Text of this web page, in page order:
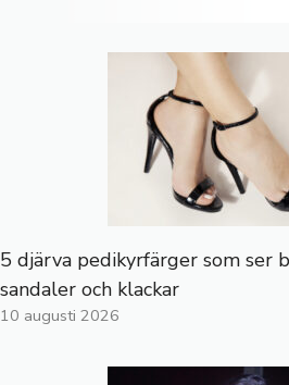
5 djärva pedikyrfärger som ser
sandaler och klackar
10 augusti 2026